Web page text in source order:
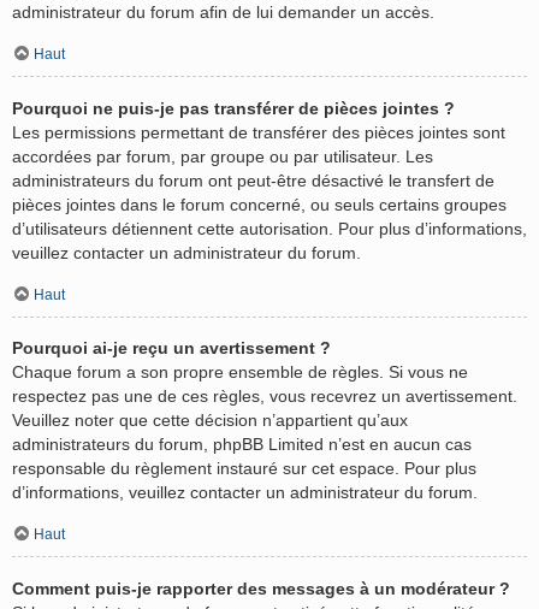
administrateur du forum afin de lui demander un accès.
Haut
Pourquoi ne puis-je pas transférer de pièces jointes ?
Les permissions permettant de transférer des pièces jointes sont
accordées par forum, par groupe ou par utilisateur. Les
administrateurs du forum ont peut-être désactivé le transfert de
pièces jointes dans le forum concerné, ou seuls certains groupes
d’utilisateurs détiennent cette autorisation. Pour plus d’informations,
veuillez contacter un administrateur du forum.
Haut
Pourquoi ai-je reçu un avertissement ?
Chaque forum a son propre ensemble de règles. Si vous ne
respectez pas une de ces règles, vous recevrez un avertissement.
Veuillez noter que cette décision n’appartient qu’aux
administrateurs du forum, phpBB Limited n’est en aucun cas
responsable du règlement instauré sur cet espace. Pour plus
d’informations, veuillez contacter un administrateur du forum.
Haut
Comment puis-je rapporter des messages à un modérateur ?